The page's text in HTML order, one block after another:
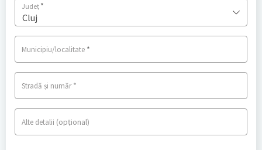
Județ *
Cluj
Municipiu/localitate *
Stradă și număr*
Alte detalii (opțional)